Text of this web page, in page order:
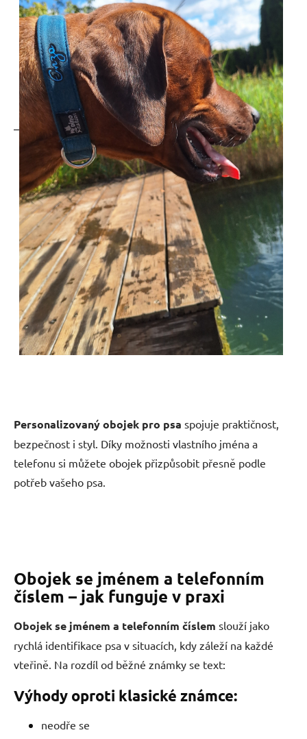
Personalizovaný obojek pro psa spojuje praktičnost,
bezpečnost i styl. Díky možnosti vlastního jména a
telefonu si můžete obojek přizpůsobit přesně podle
potřeb vašeho psa.
Obojek se jménem a telefonním
číslem – jak funguje v praxi
Obojek se jménem a telefonním číslem slouží jako
rychlá identifikace psa v situacích, kdy záleží na každé
vteřině. Na rozdíl od běžné známky se text:
Výhody oproti klasické známce:
neodře se